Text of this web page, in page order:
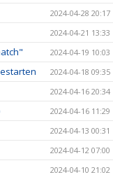
2024-04-28 20:17
2024-04-21 13:33
2024-04-19 10:03
2024-04-18 09:35
2024-04-16 20:34
2024-04-16 11:29
2024-04-13 00:31
2024-04-12 07:00
2024-04-10 21:02